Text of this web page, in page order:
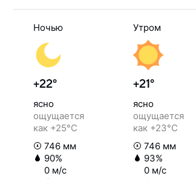
Ночью
+22°
ясно
ощущается
как +25°C
746 мм
90%
0 м/с
Утром
+21°
ясно
ощущается
как +23°C
746 мм
93%
0 м/с